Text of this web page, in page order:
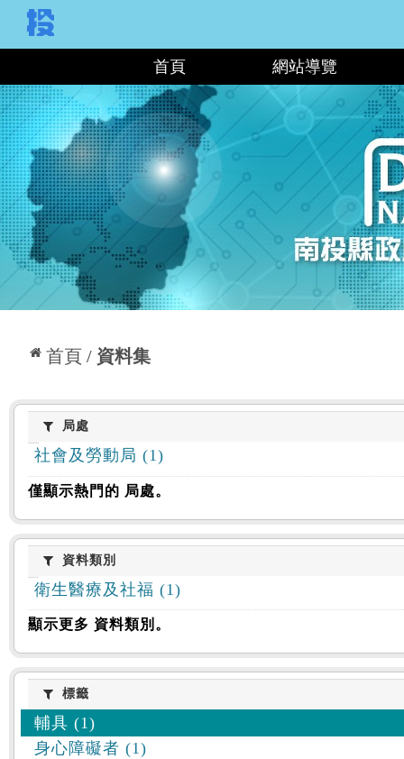
首頁 網站導覽
首頁 資料集
:::
局處局處
社會及勞動局 (1)
僅顯示熱門的 局處。
資料類別
資料類別
衛生醫療及社福 (1)
顯示更多 資料類別。
標籤標籤
輔具 (1)
身心障礙者 (1)